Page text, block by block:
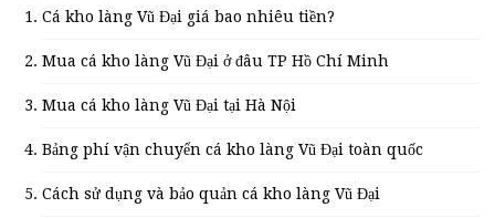
Cá kho làng Vũ Đại giá bao nhiêu tiền?
Mua cá kho làng Vũ Đại ở đâu TP Hồ Chí Minh
Mua cá kho làng Vũ Đại tại Hà Nội
Bảng phí vận chuyển cá kho làng Vũ Đại toàn quốc
Cách sử dụng và bảo quản cá kho làng Vũ Đại